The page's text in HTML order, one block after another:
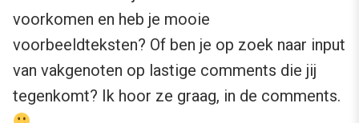
voorkomen en heb je mooie
voorbeeldteksten? Of ben je op zoek naar input
van vakgenoten op lastige comments die jij
tegenkomt? Ik hoor ze graag, in de comments.